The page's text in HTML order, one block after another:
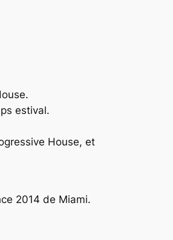
.
estival.
House, et
2014 de Miami.